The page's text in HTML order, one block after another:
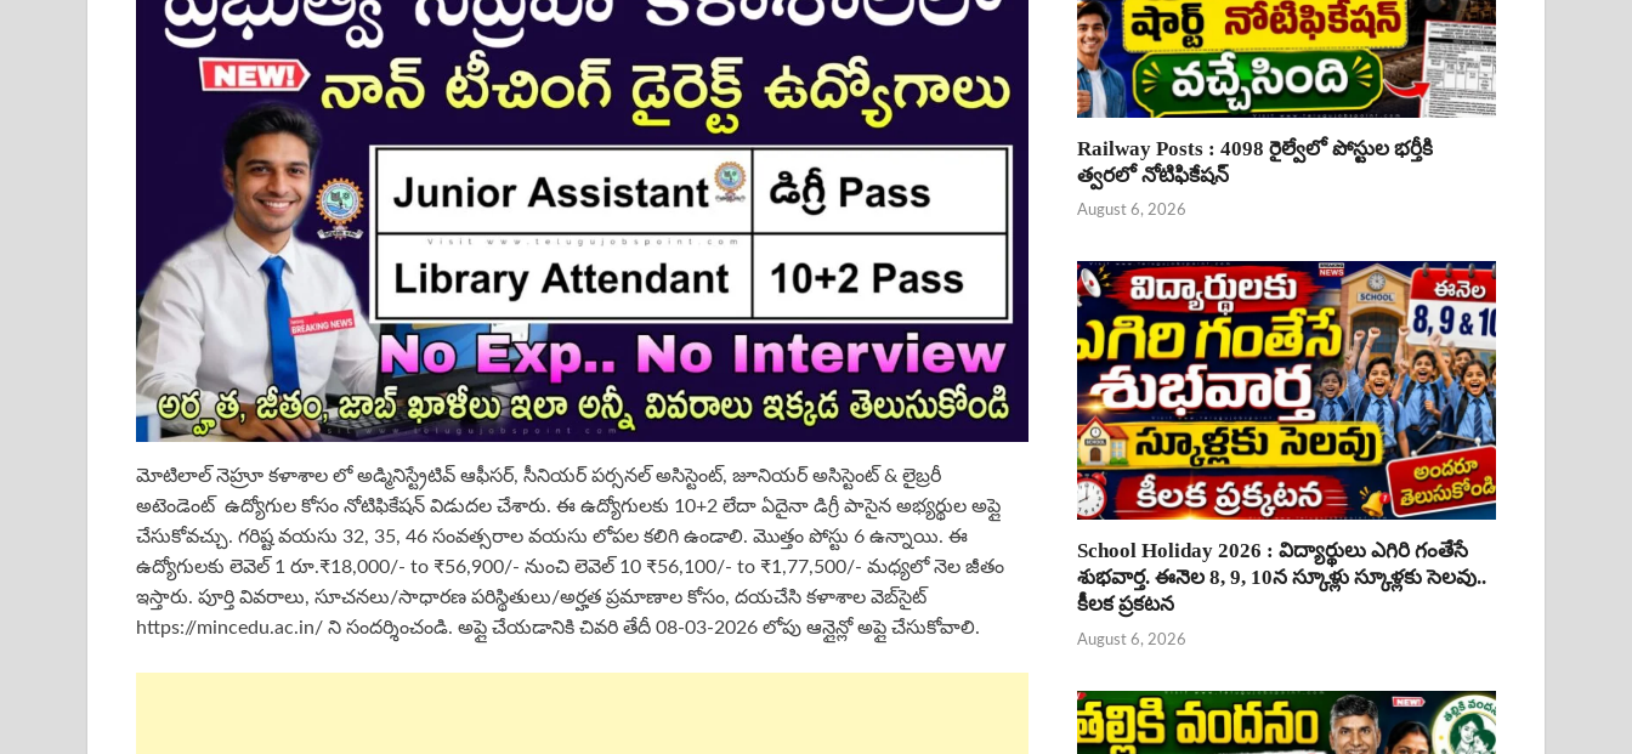
మోటిలాల్ నెహ్రూ కళాశాల లో అడ్మినిస్ట్రేటివ్ ఆఫీసర్, సీనియర్ పర్సనల్ అసిస్టెంట్, జూనియర్ అసిస్టెంట్ & లైబ్రరీ
అటెండెంట్ ఉద్యోగుల కోసం నోటిఫికేషన్ విడుదల చేశారు. ఈ ఉద్యోగులకు 10+2 లేదా ఏదైనా డిగ్రీ పాసైన అభ్యర్థుల అప్లై
చేసుకోవచ్చు. గరిష్ట వయసు 32, 35, 46 సంవత్సరాల వయసు లోపల కలిగి ఉండాలి. మొత్తం పోస్టు 6 ఉన్నాయి. ఈ
ఉద్యోగులకు లెవెల్ 1 రూ.₹18,000/- to ₹56,900/- నుంచి లెవెల్ 10 ₹56,100/- to ₹1,77,500/- మధ్యలో నెల జీతం
ఇస్తారు. పూర్తి వివరాలు, సూచనలు/సాధారణ పరిస్థితులు/అర్హత ప్రమాణాల కోసం, దయచేసి కళాశాల వెబ్‌సైట్
https://mincedu.ac.in/ ని సందర్శించండి. అప్లై చేయడానికి చివరి తేదీ 08-03-2026 లోపు ఆన్లైన్లో అప్లై చేసుకోవాలి.
Railway Posts : 4098 రైల్వేలో పోస్టుల భర్తీకి
త్వరలో నోటిఫికేషన్
August 6, 2026
School Holiday 2026 : విద్యార్థులు ఎగిరి గంతేసే
శుభవార్త. ఈనెల 8, 9, 10న స్కూళ్లు స్కూళ్లకు సెలవు..
కీలక ప్రకటన
August 6, 2026